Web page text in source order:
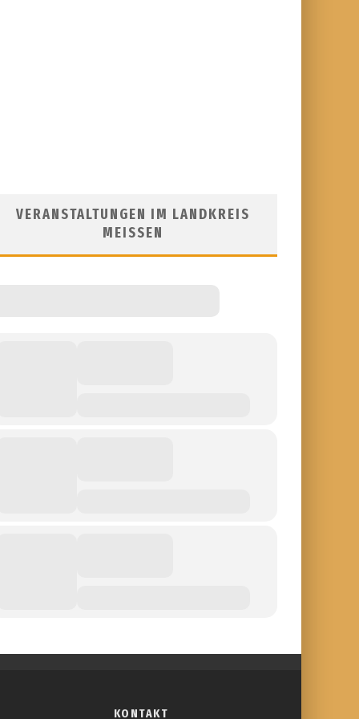
VERANSTALTUNGEN IM LANDKREIS
MEISSEN
KONTAKT